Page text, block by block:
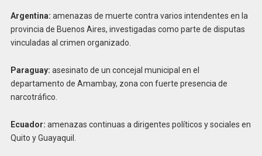
Argentina: amenazas de muerte contra varios intendentes en la
provincia de Buenos Aires, investigadas como parte de disputas
vinculadas al crimen organizado.
Paraguay: asesinato de un concejal municipal en el
departamento de Amambay, zona con fuerte presencia de
narcotráfico.
Ecuador: amenazas continuas a dirigentes políticos y sociales en
Quito y Guayaquil.